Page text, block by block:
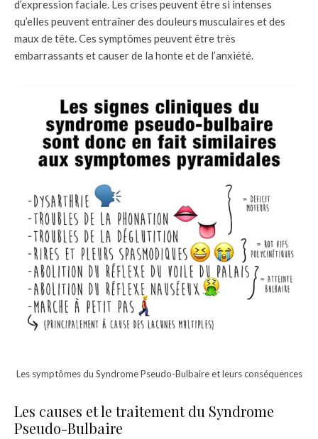
d’expression faciale. Les crises peuvent être si intenses
qu’elles peuvent entraîner des douleurs musculaires et des
maux de tête. Ces symptômes peuvent être très
embarrassants et causer de la honte et de l’anxiété.
Les symptômes du Syndrome Pseudo-Bulbaire et leurs conséquences
Les causes et le traitement du Syndrome
Pseudo-Bulbaire